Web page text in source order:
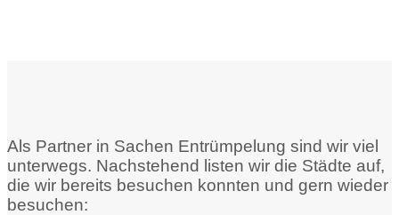
Als Partner in Sachen Entrümpelung sind wir viel
unterwegs. Nachstehend listen wir die Städte auf,
die wir bereits besuchen konnten und gern wieder
besuchen: